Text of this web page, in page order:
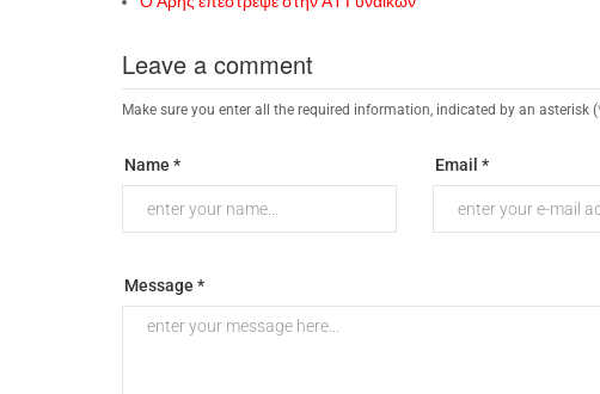
Leave a comment
Make sure you enter all the required information, indicated by an asterisk
Name * Email *
Message *